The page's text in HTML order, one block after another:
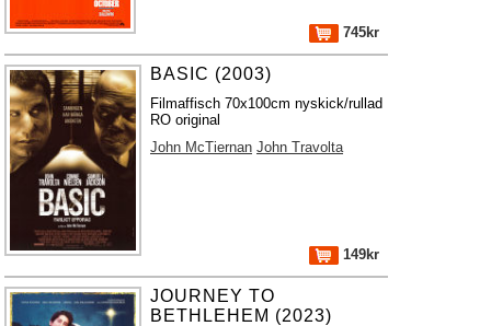
745kr
BASIC (2003)
Filmaffisch 70x100cm nyskick/rullad
RO original
John McTiernan John Travolta
149kr
JOURNEY TO
BETHLEHEM (2023)